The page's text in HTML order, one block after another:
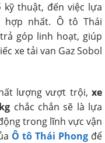
thuật, đến việc lựa
nhất. Ô tô Thái
góp linh hoạt, giúp
xe tải van Gaz Sobol
lượng vượt trội, xe
chắc chắn sẽ là lựa
trong lĩnh vực vận
Ô tô Thái Phong để